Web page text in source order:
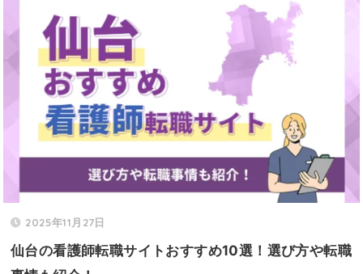
2025年11月27日
仙台の看護師転職サイトおすすめ10選！選び方や転職